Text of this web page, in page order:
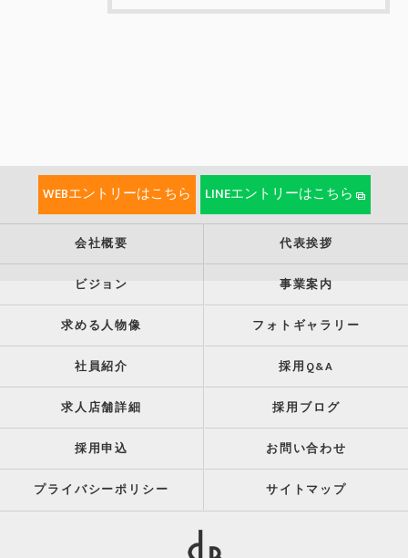
WEBエントリーはこちら LINEエントリーはこちら
会社概要 代表挨拶
ビジョン 事業案内
求める人物像 フォトギャラリー
社員紹介 採用Q&A
求人店舗詳細 採用ブログ
採用申込 お問い合わせ
プライバシーポリシー サイトマップ